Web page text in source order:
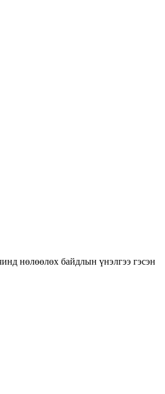
нөлөөлөх байдлын үнэлгээ гэсэн